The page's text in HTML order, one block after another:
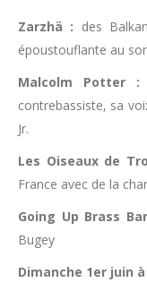
Zarzhä : des
époustouflante au
Malcolm Potter :
contrebassiste, sa
Jr.
Les Oiseaux de
France avec de la
Going Up Brass
Bugey
Dimanche 1er juin